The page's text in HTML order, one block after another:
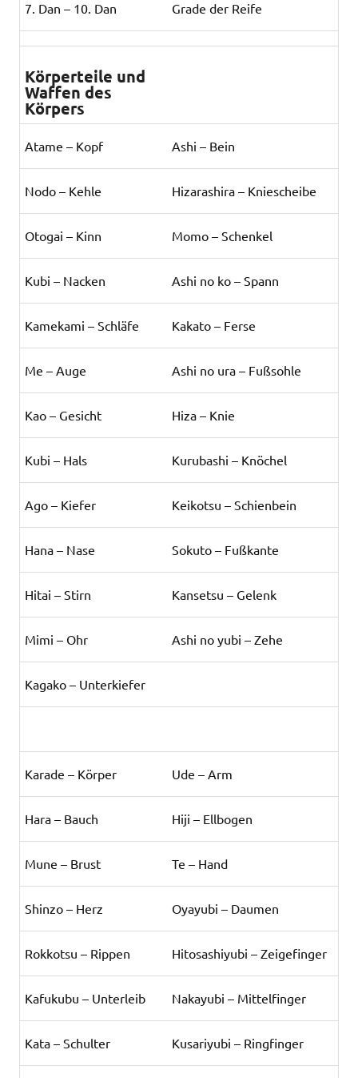
7. Dan – 10. Dan Grade der Reife
Körperteile und
Waffen des
Körpers
Atame – Kopf Ashi – Bein
Nodo – Kehle Hizarashira – Kniescheibe
Otogai – Kinn Momo – Schenkel
Kubi – Nacken Ashi no ko – Spann
Kamekami – Schläfe Kakato – Ferse
Me – Auge Ashi no ura – Fußsohle
Kao – Gesicht Hiza – Knie
Kubi – Hals Kurubashi – Knöchel
Ago – Kiefer Keikotsu – Schienbein
Hana – Nase Sokuto – Fußkante
Hitai – Stirn Kansetsu – Gelenk
Mimi – Ohr Ashi no yubi – Zehe
Kagako – Unterkiefer
Karade – Körper Ude – Arm
Hara – Bauch Hiji – Ellbogen
Mune – Brust Te – Hand
Shinzo – Herz Oyayubi – Daumen
Rokkotsu – Rippen Hitosashiyubi – Zeigefinger
Kafukubu – Unterleib Nakayubi – Mittelfinger
Kata – Schulter Kusariyubi – Ringfinger